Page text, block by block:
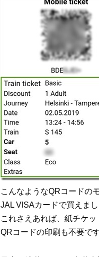
こんなようなQRコードの
JAL VISAカードで買えまし
これさえあれば、紙チケッ
QRコードの印刷も不要です